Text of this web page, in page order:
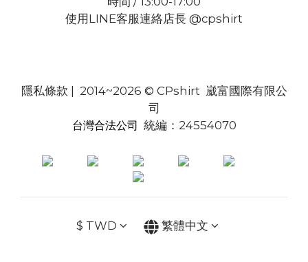
使用LINE客服連絡店長 @cpshirt
隱私條款 | 2014~2026 © CPshirt 崴富國際有限公
司
台灣合法公司 統編：24554070
$ TWD 繁體中文